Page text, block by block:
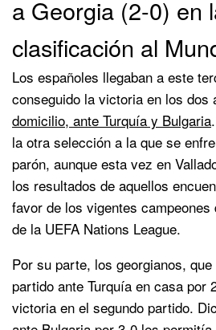
a Georgia (2-0) en
clasificación al
Los españoles llegaban a este
conseguido la victoria en los dos
domicilio, ante Turquía y Bulgaria
la otra selección a la que se
parón, aunque esta vez en
los resultados de aquellos
favor de los vigentes
de la UEFA Nations League.
Por su parte, los georgianos,
partido ante Turquía en casa por
victoria en el segundo partido.